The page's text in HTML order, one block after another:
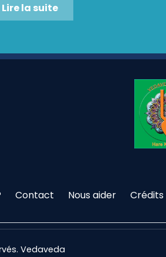
Lire la suite
Contact Nous aider Crédits
Vedaveda